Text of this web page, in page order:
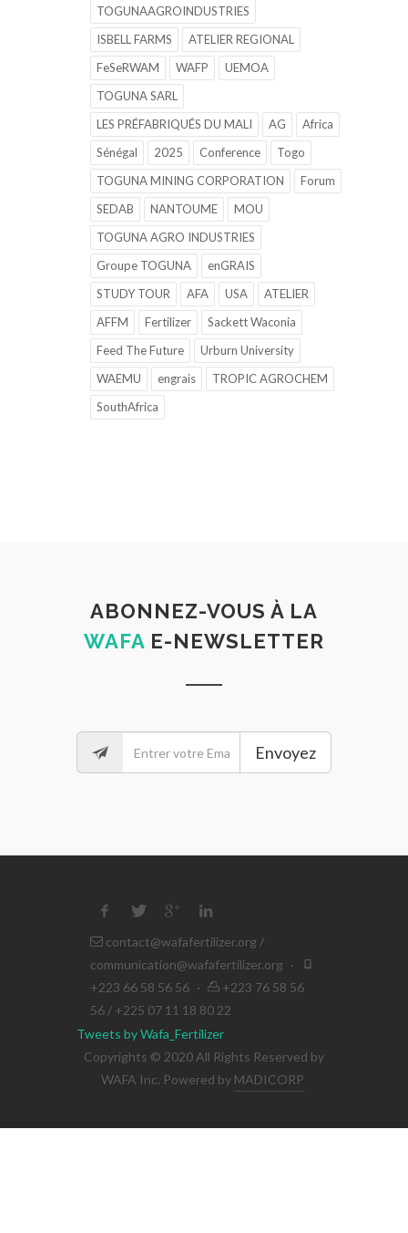
TOGUNAAGROINDUSTRIES
ISBELL FARMS
ATELIER REGIONAL
FeSeRWAM
WAFP
UEMOA
TOGUNA SARL
LES PRÉFABRIQUÉS DU MALI
AG
Africa
Sénégal
2025 Conference
Togo
TOGUNA MINING CORPORATION
Forum
SEDAB
NANTOUME
MOU
TOGUNA AGRO INDUSTRIES
Groupe TOGUNA
enGRAIS
STUDY TOUR
AFA USA
ATELIER
AFFM
Fertilizer
Sackett Waconia
Feed The Future
Urburn University
WAEMU
engrais
TROPIC AGROCHEM
SouthAfrica
ABONNEZ-VOUS À LA
WAFA E-NEWSLETTER
Envoyez
contact@wafafertilizer.org /
communication@wafafertilizer.org ·
+223 66 58 56 56 ·
+223 76 58 56
56 / +225 07 11 18 80 22
Tweets by Wafa_Fertilizer
Copyrights © 2020 All Rights Reserved by
WAFA Inc. Powered by MADICORP